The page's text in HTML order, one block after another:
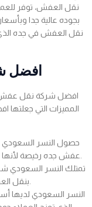
نقل العفش، توفر
بجوده عالية جدا
نقل العفش في جده
افضل
افضل شركة نقل عفش
المميزات التي
حصول النسر
تمتلك النسر
النسر السعودي لديها